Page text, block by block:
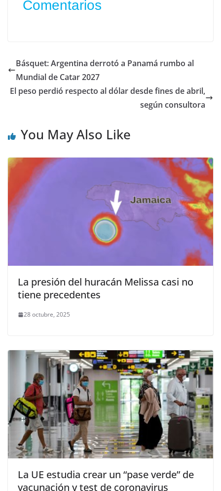
Comentarios
Básquet: Argentina derrotó a Panamá rumbo al
Mundial de Catar 2027
El peso perdió respecto al dólar desde fines de abril,
según consultora
You May Also Like
La presión del huracán Melissa casi no
tiene precedentes
28 octubre, 2025
La UE estudia crear un “pase verde” de
vacunación y test de coronavirus